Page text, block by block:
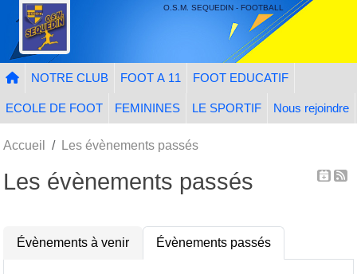
O.S.M. SEQUEDIN - FOOTBALL
NOTRE CLUB FOOT A 11 FOOT EDUCATIF
ECOLE DE FOOT FEMININES LE SPORTIF Nous rejoindre
Accueil Les évènements passés
Les évènements passés
Évènements à venir Évènements passés
Panneau de gestion des cookies